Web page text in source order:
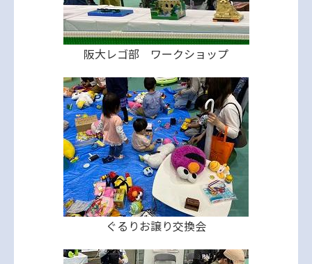
阪大レゴ部 ワークショップ
ぐるりお譲り交換会